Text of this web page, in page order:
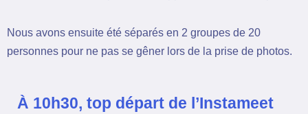
Nous avons ensuite été séparés en 2 groupes de 20
personnes pour ne pas se gêner lors de la prise de photos.
À 10h30, top départ de l’Instameet